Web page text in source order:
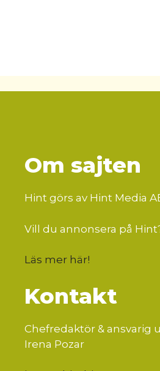
Om sajten
Hint görs av Hint Media
Vill du annonsera på
Läs mer här!
Kontakt
Chefredaktör & ansvarig
Irena Pozar